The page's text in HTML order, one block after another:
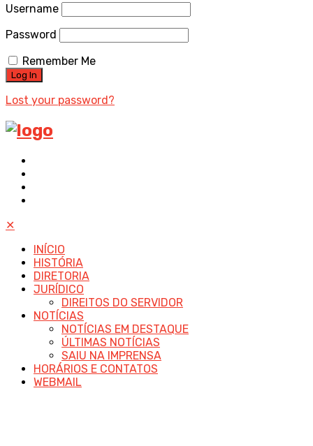
Username
Password
Remember Me
Lost your password?
✕
INÍCIO
HISTÓRIA
DIRETORIA
JURÍDICO
DIREITOS DO SERVIDOR
NOTÍCIAS
NOTÍCIAS EM DESTAQUE
ÚLTIMAS NOTÍCIAS
SAIU NA IMPRENSA
HORÁRIOS E CONTATOS
WEBMAIL